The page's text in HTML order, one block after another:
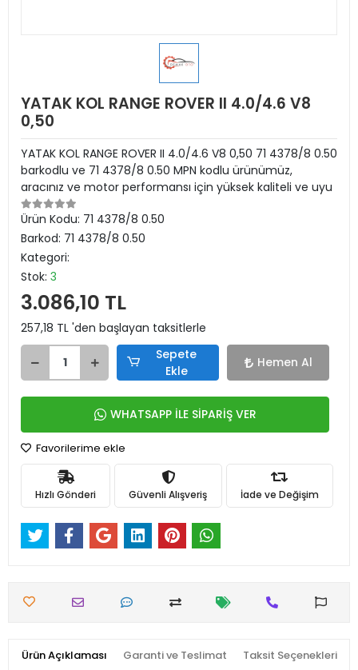
YATAK KOL RANGE ROVER II 4.0/4.6 V8
0,50
YATAK KOL RANGE ROVER II 4.0/4.6 V8 0,50 71 4378/8 0.50
barkodlu ve 71 4378/8 0.50 MPN kodlu ürünümüz,
aracınız ve motor performansı için yüksek kaliteli ve uyu
Ürün Kodu: 71 4378/8 0.50
Barkod: 71 4378/8 0.50
Kategori:
Stok: 3
3.086,10 TL
257,18 TL 'den başlayan taksitlerle
Sepete
Ekle
Hemen Al
WHATSAPP İLE SİPARİŞ VER
Favorilerime ekle
Hızlı Gönderi Güvenli Alışveriş İade ve Değişim
Ürün Açıklaması Garanti ve Teslimat Taksit Seçenekleri